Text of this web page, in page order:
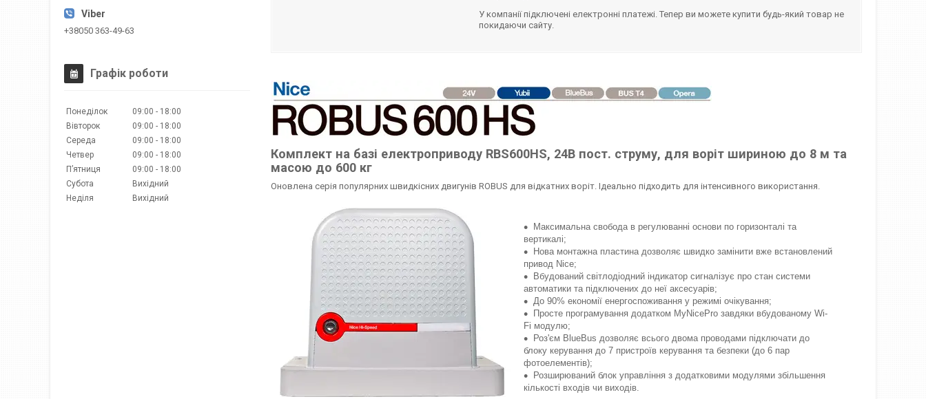
У компанії підключені електронні платежі. Тепер ви можете купити будь-який товар не
покидаючи сайту.
Комплект на базі електроприводу RBS600HS, 24В пост. струму, для воріт шириною до 8 м та
масою до 600 кг
Оновлена ​​серія популярних швидкісних двигунів ROBUS для відкатних воріт. Ідеально підходить для інтенсивного використання.
Максимальна свобода в регулюванні основи по горизонталі та
вертикалі;
Нова монтажна пластина дозволяє швидко замінити вже встановлений
привод Nice;
Вбудований світлодіодний індикатор сигналізує про стан системи
автоматики та підключених до неї аксесуарів;
До 90% економії енергоспоживання у режимі очікування;
Просте програмування додатком MyNicePro завдяки вбудованому Wi-
Fi модулю;
Роз'єм BlueBus дозволяє всього двома проводами підключати до
блоку керування до 7 пристроїв керування та безпеки (до 6 пар
фотоелементів);
Розширюваний блок управління з додатковими модулями збільшення
кількості входів чи виходів.
+38050 363-49-63
Графік роботи
Понеділок 09:00
18:00
Вівторок
09:00
18:00
Середа
09:00
18:00
Четвер
09:00
18:00
Пʼятниця
09:00
18:00
Субота
Вихідний
Неділя
Вихідний